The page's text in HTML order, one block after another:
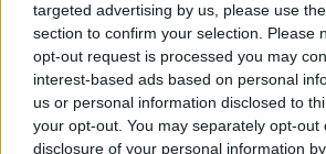
targeted advertising by us, please use
section to confirm your selection. Please
opt-out request is processed you may
interest-based ads based on personal
us or personal information disclosed to
your opt-out. You may separately opt-out
disclosure of your personal information
Jos twiitti ei näy laitteellasi voit katsoa